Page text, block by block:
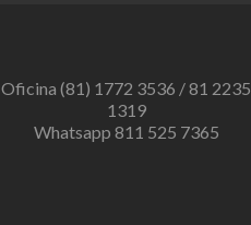
Oficina (81) 1772 3536 / 81 2235
1319
Whatsapp 811 525 7365